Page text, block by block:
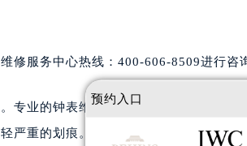
修服务中心热线：400-606-8509进行咨
专业的钟表维修店或授权服务中心通常
严重的划痕。
预约入口